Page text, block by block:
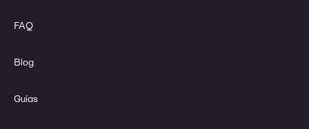
FAQ
Blog
Guías